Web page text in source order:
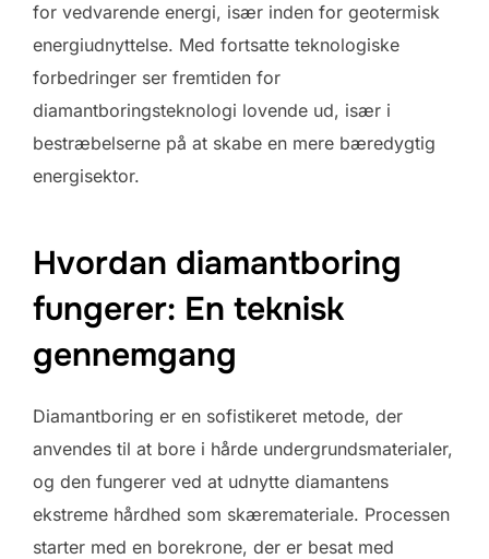
for vedvarende energi, især inden for geotermisk
energiudnyttelse. Med fortsatte teknologiske
forbedringer ser fremtiden for
diamantboringsteknologi lovende ud, især i
bestræbelserne på at skabe en mere bæredygtig
energisektor.
Hvordan diamantboring
fungerer: En teknisk
gennemgang
Diamantboring er en sofistikeret metode, der
anvendes til at bore i hårde undergrundsmaterialer,
og den fungerer ved at udnytte diamantens
ekstreme hårdhed som skæremateriale. Processen
starter med en borekrone, der er besat med